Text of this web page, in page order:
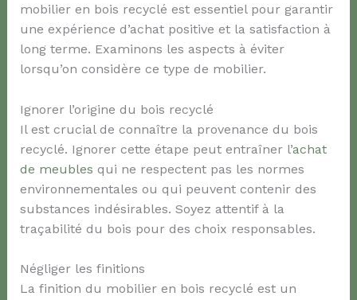
mobilier en bois recyclé est essentiel pour garantir
une expérience d’achat positive et la satisfaction à
long terme. Examinons les aspects à éviter
lorsqu’on considère ce type de mobilier.
Ignorer l’origine du bois recyclé
Il est crucial de connaître la provenance du bois
recyclé. Ignorer cette étape peut entraîner l’achat
de meubles qui ne respectent pas les normes
environnementales ou qui peuvent contenir des
substances indésirables. Soyez attentif à la
traçabilité du bois pour des choix responsables.
Négliger les finitions
La finition du mobilier en bois recyclé est un